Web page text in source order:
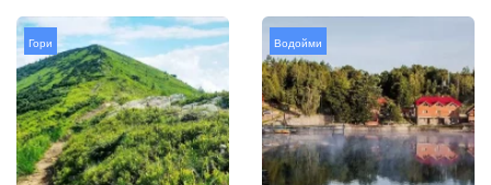
Гори Водойми